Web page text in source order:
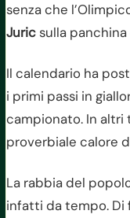
senza che
Juricsulla
Il calendario ha
i primi passi in
campionato. In altri
proverbiale calore
La rabbia del
infatti da tempo. Di